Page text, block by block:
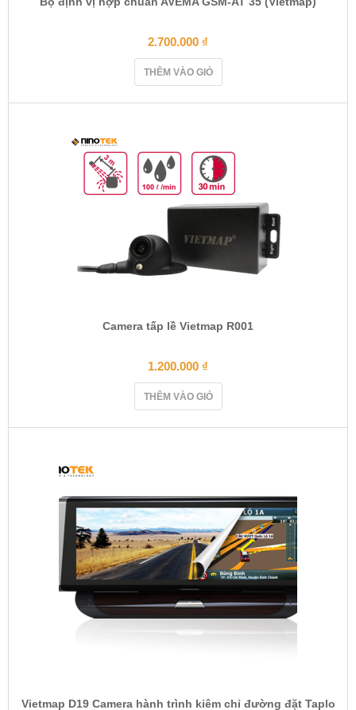
2.700.000 ₫
THÊM VÀO GIỎ
Camera tấp lề Vietmap R001
1.200.000 ₫
THÊM VÀO GIỎ
Vietmap D19 Camera hành trình kiêm chỉ đường đặt Taplo